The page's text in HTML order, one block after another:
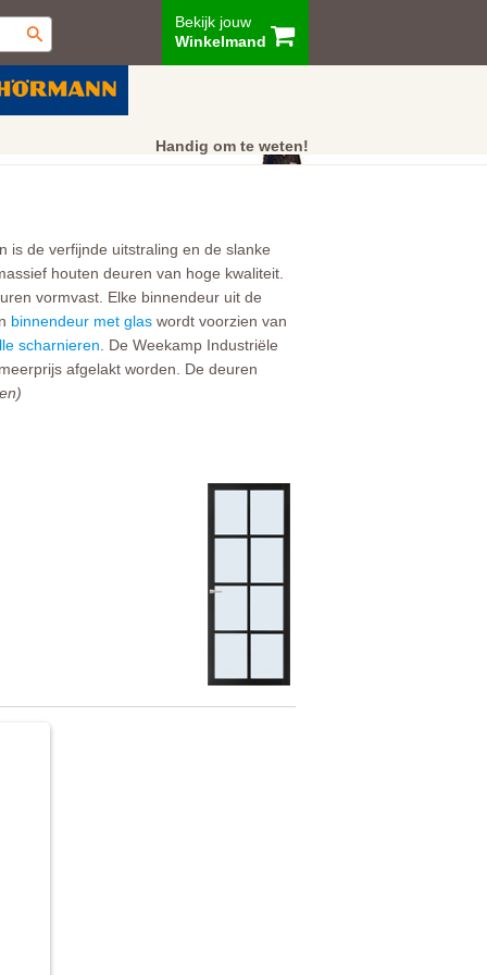
Bekijk jouw
Winkelmand
Handig om te weten!
Klantenservice
is de verfijnde uitstraling en de slanke
houten deuren van hoge kwaliteit.
vormvast. Elke binnendeur uit de
binnendeur met glas wordt voorzien van
scharnieren . De Weekamp Industriële
afgelakt worden. De deuren